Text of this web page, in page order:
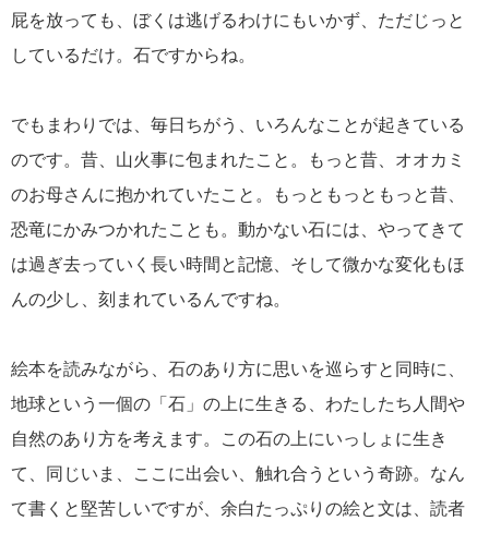
屁を放っても、ぼくは逃げるわけにもいかず、ただじっと
しているだけ。石ですからね。
でもまわりでは、毎日ちがう、いろんなことが起きている
のです。昔、山火事に包まれたこと。もっと昔、オオカミ
のお母さんに抱かれていたこと。もっともっともっと昔、
恐竜にかみつかれたことも。動かない石には、やってきて
は過ぎ去っていく長い時間と記憶、そして微かな変化もほ
んの少し、刻まれているんですね。
絵本を読みながら、石のあり方に思いを巡らすと同時に、
地球という一個の「石」の上に生きる、わたしたち人間や
自然のあり方を考えます。この石の上にいっしょに生き
て、同じいま、ここに出会い、触れ合うという奇跡。なん
て書くと堅苦しいですが、余白たっぷりの絵と文は、読者